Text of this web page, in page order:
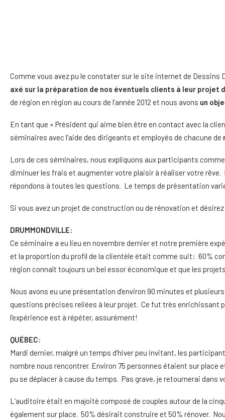
Comme vous avez pu le constater sur le site internet de Dessins
axé sur la préparation de nos éventuels clients à leur projet
de région en région au cours de l’année 2012 et nous avons un
En tant que « Président qui aime bien être en contact avec la
séminaires avec l’aide des dirigeants et employés de chacune de
Lors de ces séminaires, nous expliquons aux participants
diminuer les frais et augmenter votre plaisir à réaliser votre
répondons à toutes les questions. Le temps de présentation
Si vous avez un projet de construction ou de rénovation et
DRUMMONDVILLE:
Ce séminaire a eu lieu en novembre dernier et notre première
et la proportion du profil de la clientèle était comme suit: 60%
région connaît toujours un bel essor économique et que les
Nous avons eu une présentation d’environ 90 minutes et
questions précises reliées à leur projet. Ce fut très enrichissant
l’expérience est à répéter, assurément!
QUÉBEC:
Mardi dernier, malgré un temps d’hiver peu invitant, les
nombre nous rencontrer. Environ 75 personnes étaient sur place
pu se déplacer à cause du temps. Pas grave, je retournerai dans
L’auditoire était en majoité composé de couples autour de la
également sur place. 50% désirait construire et 50% rénover.